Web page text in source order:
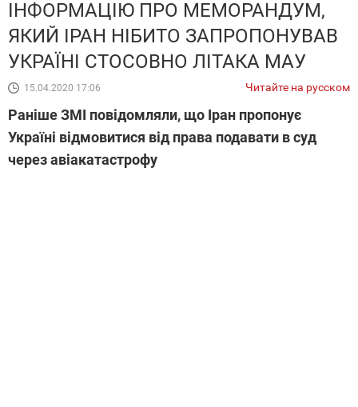
ІНФОРМАЦІЮ ПРО МЕМОРАНДУМ,
ЯКИЙ ІРАН НІБИТО ЗАПРОПОНУВАВ
УКРАЇНІ СТОСОВНО ЛІТАКА МАУ
15.04.2020 17:06 Читайте на русском
Раніше ЗМІ повідомляли, що Іран пропонує
Україні відмовитися від права подавати в суд
через авіакатастрофу